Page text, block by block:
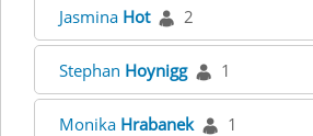
Jasmina Hot 2
Stephan Hoynigg 1
Monika Hrabanek 1